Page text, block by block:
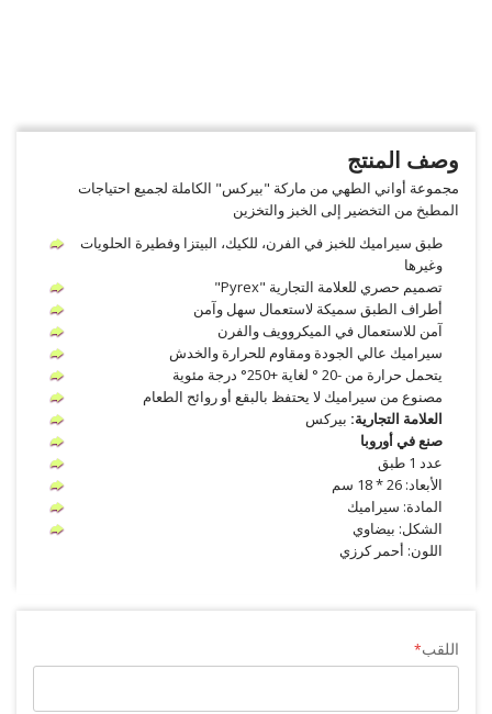
وصف المنتج
مجموعة أواني الطهي من ماركة "بيركس" الكاملة لجميع احتياجات
المطبخ من التخضير إلى الخبز والتخزين
طبق سيراميك للخبز في الفرن، للكيك، البيتزا وفطيرة الحلويات
وغيرها
تصميم حصري للعلامة التجارية "Pyrex"
أطراف الطبق سميكة لاستعمال سهل وآمن
آمن للاستعمال في الميكروويف والفرن
سيراميك عالي الجودة ومقاوم للحرارة والخدش
يتحمل حرارة من -20 ° لغاية +250° درجة مئوية
مصنوع من سيراميك لا يحتفظ بالبقع أو روائح الطعام
العلامة التجارية: بيركس
صنع في أوروبا
عدد 1 طبق
الأبعاد: 26 * 18 سم
المادة: سيراميك
الشكل: بيضاوي
اللون: أحمر كرزي
اللقب